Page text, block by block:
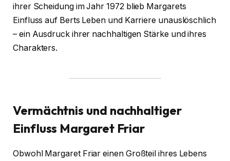
ihrer Scheidung im Jahr 1972 blieb Margarets
Einfluss auf Berts Leben und Karriere unauslöschlich
– ein Ausdruck ihrer nachhaltigen Stärke und ihres
Charakters.
Vermächtnis und nachhaltiger
Einfluss Margaret Friar
Obwohl Margaret Friar einen Großteil ihres Lebens